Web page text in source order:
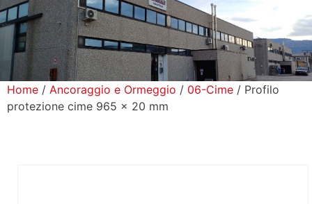
Prodotti
Home / Ancoraggio e Ormeggio / 06-Cime / Profilo
protezione cime 965 x 20 mm